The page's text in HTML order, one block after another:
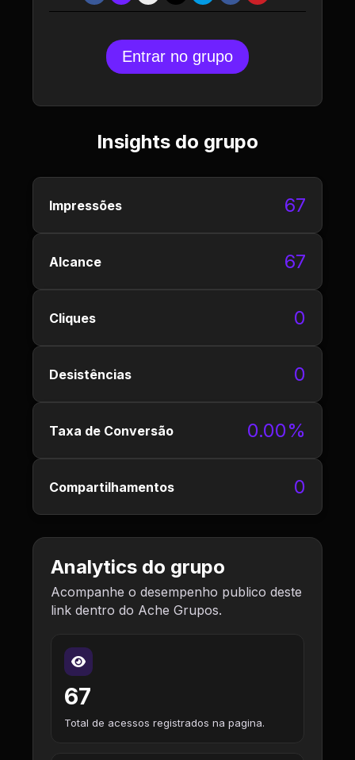
Entrar no grupo
Insights do grupo
Impressões 67
Alcance 67
Cliques 0
Desistências 0
Taxa de Conversão 0.00%
Compartilhamentos 0
Analytics do grupo
Acompanhe o desempenho publico deste
link dentro do Ache Grupos.
67
Total de acessos registrados na pagina.